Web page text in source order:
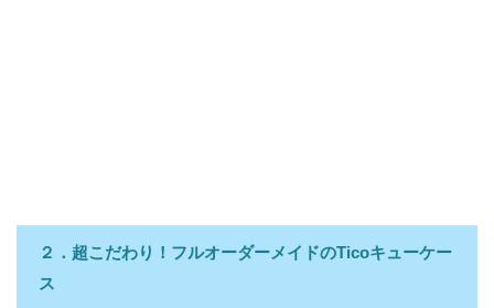
２．超こだわり！フルオーダーメイドのTicoキューケー
ス